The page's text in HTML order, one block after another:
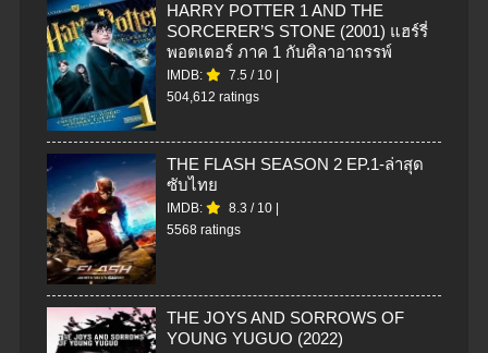
HARRY POTTER 1 AND THE
SORCERER’S STONE (2001) แฮร์รี่
พอตเตอร์ ภาค 1 กับศิลาอาถรรพ์
IMDB: 7.5 / 10
504,612 ratings
THE FLASH SEASON 2 EP.1-ล่าสุด
ซับไทย
IMDB: 8.3 / 10
5568 ratings
THE JOYS AND SORROWS OF
YOUNG YUGUO (2022)